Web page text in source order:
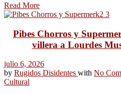
Read More
Pibes Chorros y
villera a Lourdes
julio 6, 2026
by Rugidos Disidentes with No
Cultural